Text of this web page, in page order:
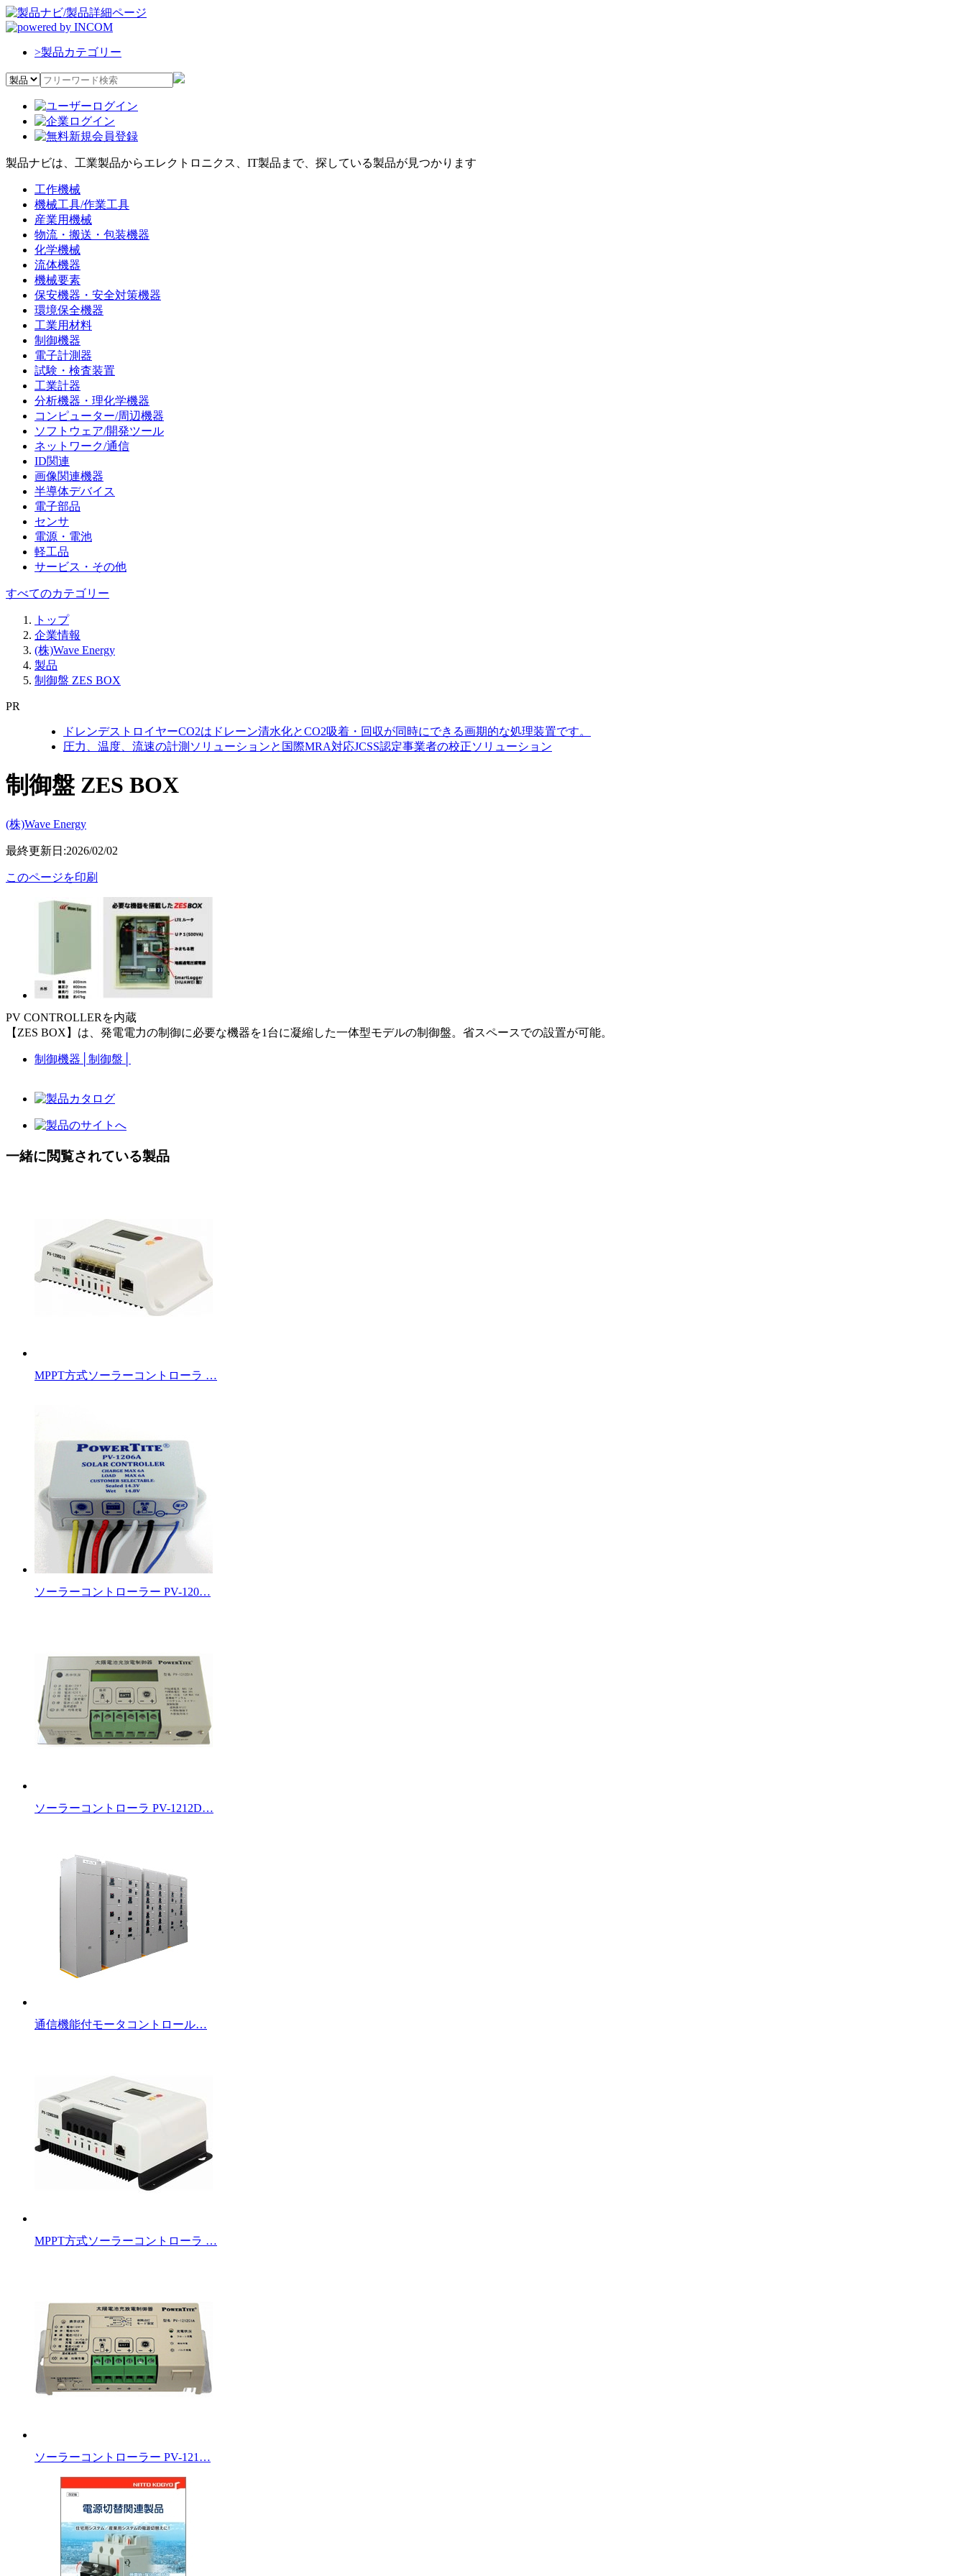
>製品カテゴリー
製品ナビは、工業製品からエレクトロニクス、IT製品まで、探している製品が見つかります
工作機械
機械工具/作業工具
産業用機械
物流・搬送・包装機器
化学機械
流体機器
機械要素
保安機器・安全対策機器
環境保全機器
工業用材料
制御機器
電子計測器
試験・検査装置
工業計器
分析機器・理化学機器
コンピューター/周辺機器
ソフトウェア/開発ツール
ネットワーク/通信
ID関連
画像関連機器
半導体デバイス
電子部品
センサ
電源・電池
軽工品
サービス・その他
すべてのカテゴリー
トップ
企業情報
(株)Wave Energy
製品
制御盤 ZES BOX
PR
ドレンデストロイヤーCO2はドレーン清水化とCO2吸着・回収が同時にできる画期的な処理装置です。
圧力、温度、流速の計測ソリューションと国際MRA対応JCSS認定事業者の校正ソリューション
制御盤 ZES BOX
(株)Wave Energy
最終更新日:2026/02/02
このページを印刷
PV CONTROLLERを内蔵
【ZES BOX】は、発電電力の制御に必要な機器を1台に凝縮した一体型モデルの制御盤。省スペースでの設置が可能。
制御機器 制御盤
一緒に閲覧されている製品
MPPT方式ソーラーコントローラ …
ソーラーコントローラー PV-120…
ソーラーコントローラ PV-1212D…
通信機能付モータコントロール…
MPPT方式ソーラーコントローラ …
ソーラーコントローラー PV-121…